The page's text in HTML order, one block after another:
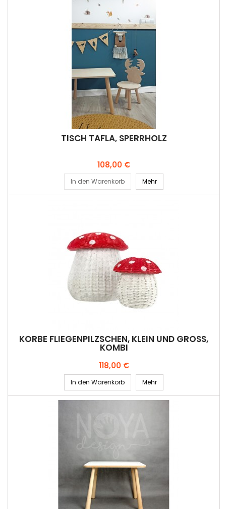
TISCH TAFLA, SPERRHOLZ
Preis
108,00 €
In den Warenkorb Mehr
KÖRBE FLIEGENPILZSCHEN, KLEIN UND GROSS, K
OMBI
Preis
118,00 €
In den Warenkorb Mehr